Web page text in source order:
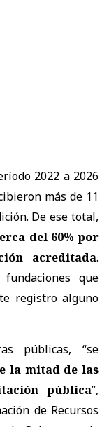
2022 a 2026
más de 11
De ese total,
del 60% por
acreditada.
que
registro alguno
públicas, “se
la mitad de las
pública”,
de Recursos